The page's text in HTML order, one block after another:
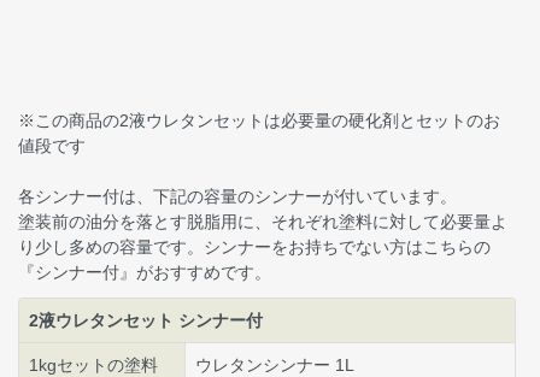
※この商品の2液ウレタンセットは必要量の硬化剤とセットのお
値段です
各シンナー付は、下記の容量のシンナーが付いています。
塗装前の油分を落とす脱脂用に、それぞれ塗料に対して必要量よ
り少し多めの容量です。シンナーをお持ちでない方はこちらの
『シンナー付』がおすすめです。
2液ウレタンセット シンナー付
1kgセットの塗料 ウレタンシンナー 1L